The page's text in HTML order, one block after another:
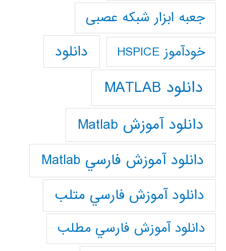
جعبه ابزار شبکه عصبی
خودآموز HSPICE دانلود
دانلود MATLAB
دانلود آموزش Matlab
دانلود آموزش فارسي Matlab
دانلود آموزش فارسي متلب
دانلود آموزش فارسي مطلب